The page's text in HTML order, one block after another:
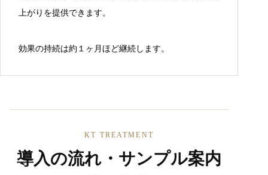
上がりを提供できます。
効果の持続は約１ヶ月ほど継続します。
KT TREATMENT
導入の流れ・サンプル案内